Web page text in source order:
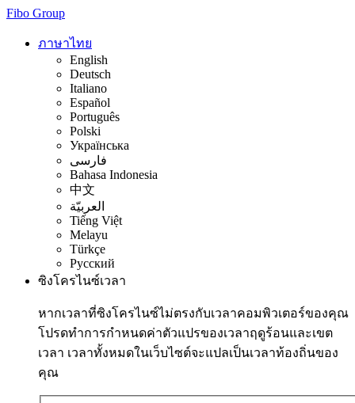
Fibo Group
ภาษาไทย
English
Deutsch
Italiano
Español
Português
Polski
Українська
فارسی
Bahasa Indonesia
中文
العربيّة
Tiếng Việt
Melayu
Türkçe
Русский
ซิงโครไนซ์เวลา
หากเวลาที่ซิงโครไนซ์ไม่ตรงกับเวลาคอมพิวเตอร์ของคุณ
โปรดทำการกำหนดค่าตัวแปรของเวลาฤดูร้อนและเขต
เวลา เวลาทั้งหมดในเว็บไซต์จะแปลเป็นเวลาท้องถิ่นของ
คุณ